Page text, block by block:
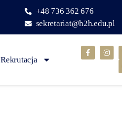
+48 736 362 676
sekretariat@h2h.edu.pl
Rekrutacja